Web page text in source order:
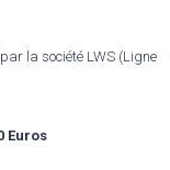
la société LWS (Ligne
Euros